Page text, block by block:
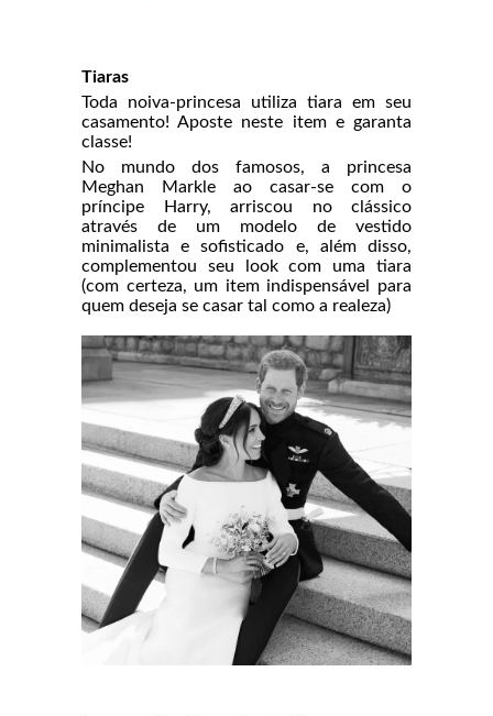
Tiaras
Toda noiva-princesa utiliza tiara em seu
casamento! Aposte neste item e garanta
classe!
No mundo dos famosos, a princesa
Meghan Markle ao casar-se com o
príncipe Harry, arriscou no clássico
através de um modelo de vestido
minimalista e sofisticado e, além disso,
complementou seu look com uma tiara
(com certeza, um item indispensável para
quem deseja se casar tal como a realeza)